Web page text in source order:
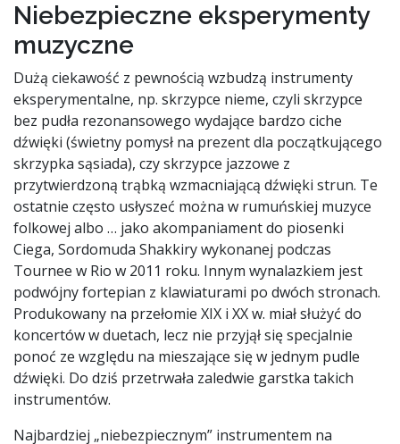
Niebezpieczne eksperymenty
muzyczne
Dużą ciekawość z pewnością wzbudzą instrumenty
eksperymentalne, np. skrzypce nieme, czyli skrzypce
bez pudła rezonansowego wydające bardzo ciche
dźwięki (świetny pomysł na prezent dla początkującego
skrzypka sąsiada), czy skrzypce jazzowe z
przytwierdzoną trąbką wzmacniającą dźwięki strun. Te
ostatnie często usłyszeć można w rumuńskiej muzyce
folkowej albo … jako akompaniament do piosenki
Ciega, Sordomuda Shakkiry wykonanej podczas
Tournee w Rio w 2011 roku. Innym wynalazkiem jest
podwójny fortepian z klawiaturami po dwóch stronach.
Produkowany na przełomie XIX i XX w. miał służyć do
koncertów w duetach, lecz nie przyjął się specjalnie
ponoć ze względu na mieszające się w jednym pudle
dźwięki. Do dziś przetrwała zaledwie garstka takich
instrumentów.
Najbardziej „niebezpiecznym” instrumentem na